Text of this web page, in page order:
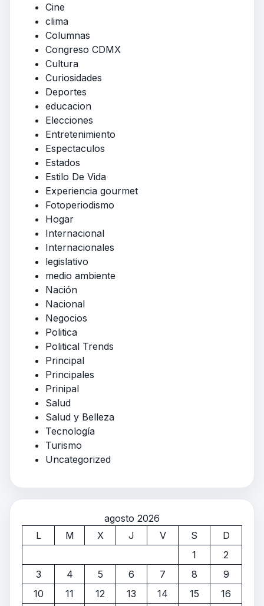
Cine
clima
Columnas
Congreso CDMX
Cultura
Curiosidades
Deportes
educacion
Elecciones
Entretenimiento
Espectaculos
Estados
Estilo De Vida
Experiencia gourmet
Fotoperiodismo
Hogar
Internacional
Internacionales
legislativo
medio ambiente
Nación
Nacional
Negocios
Politica
Political Trends
Principal
Principales
Prinipal
Salud
Salud y Belleza
Tecnología
Turismo
Uncategorized
agosto 2026
L
M X J V S
D
1
2
3
4 5 6 7 8
9
10
11 12 13 14 15
16